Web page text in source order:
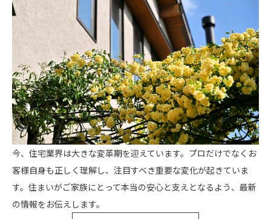
今、住宅業界は大きな変革期を迎えています。プロだけでなくお
客様自身も正しく理解し、注目すべき重要な変化が起きていま
す。住まいがご家族にとって本当の安心と支えとなるよう、最新
の情報をお伝えします。